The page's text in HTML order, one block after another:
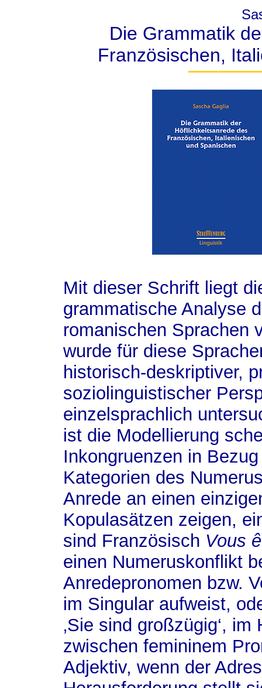
Die Grammatik
Französischen,
Mit dieser Schrift liegt
grammatische Analyse
romanischen Sprachen
wurde für diese
historisch-deskriptiver,
soziolinguistischer
einzelsprachlich
ist die Modellierung
Inkongruenzen in
Kategorien des
Anrede an einen
Kopulasätzen zeigen,
sind Französisch Vous
einen Numeruskonflikt
Anredepronomen bzw.
im Singular aufweist,
‚Sie sind großzügig‘,
zwischen femininem
Adjektiv, wenn der